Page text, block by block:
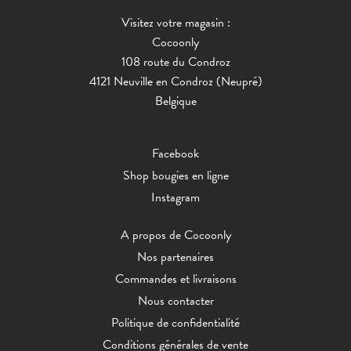
Visitez votre magasin :
Cocoonly
108 route du Condroz
4121 Neuville en Condroz (Neupré)
Belgique
Facebook
Shop bougies en ligne
Instagram
A propos de Cocoonly
Nos partenaires
Commandes et livraisons
Nous contacter
Politique de confidentialité
Conditions générales de vente